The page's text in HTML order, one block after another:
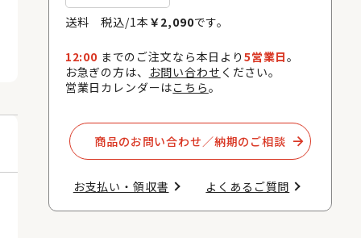
送料 税込/1本 ￥2,090です。
12:00 までのご注文なら本日より 5営業日。
お急ぎの方は、
お問い合わせ ください。
営業日カレンダーはこちら。
商品のお問い合わせ／納期のご相談​
お支払い・領収書​ よくあるご質問​